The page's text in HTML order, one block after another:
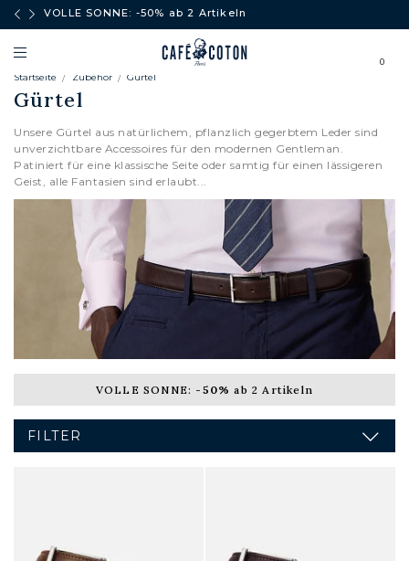
VOLLE SONNE: -50% ab 2 Artikeln
0
Startseite Zubehör Gürtel
Gürtel
Unsere Gürtel aus natürlichem, pflanzlich gegerbtem Leder sind
unverzichtbare Accessoires für den modernen Gentleman.
Patiniert für eine klassische Seite oder samtig für einen lässigeren
Geist, alle Fantasien sind erlaubt...
VOLLE SONNE: -50% ab 2 Artikeln
FILTER